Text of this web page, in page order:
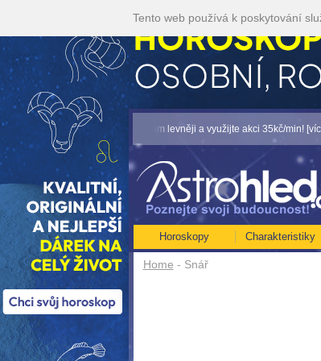
Home - Snář
Horoskopy Charakteristiky
[více] • Volejte kartářkám levněji a využijte akci 35kč/min! [více] •
Tento web používá k poskytování